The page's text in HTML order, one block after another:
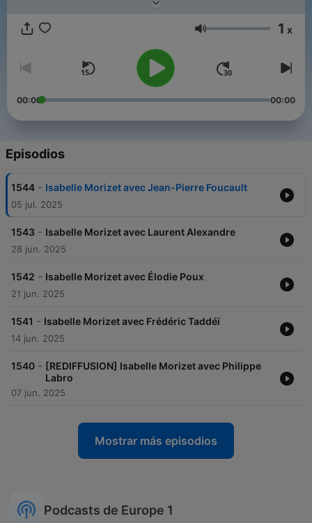
personnelles et leur influence dans le monde artistique. Un
Volumen 1 x
00:00 00:00
Episodios
1544 - Isabelle Morizet avec Jean-Pierre Foucault
05 jul. 2025
1543 - Isabelle Morizet avec Laurent Alexandre
28 jun. 2025
1542 - Isabelle Morizet avec Élodie Poux
21 jun. 2025
1541 - Isabelle Morizet avec Frédéric Taddéï
14 jun. 2025
1540 - [REDIFFUSION] Isabelle Morizet avec Philippe
Labro
07 jun. 2025
Mostrar más episodios
Podcasts de Europe 1